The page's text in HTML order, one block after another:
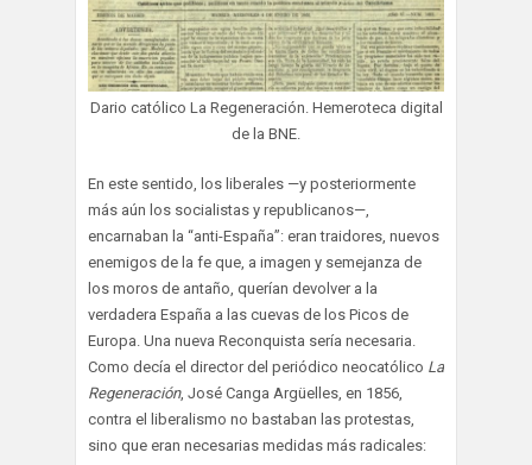
Dario católico La Regeneración. Hemeroteca digital
de la BNE.
En este sentido, los liberales —y posteriormente
más aún los socialistas y republicanos—,
encarnaban la “anti-España”: eran traidores, nuevos
enemigos de la fe que, a imagen y semejanza de
los moros de antaño, querían devolver a la
verdadera España a las cuevas de los Picos de
Europa. Una nueva Reconquista sería necesaria.
Como decía el director del periódico neocatólico La
Regeneración, José Canga Argüelles, en 1856,
contra el liberalismo no bastaban las protestas,
sino que eran necesarias medidas más radicales: